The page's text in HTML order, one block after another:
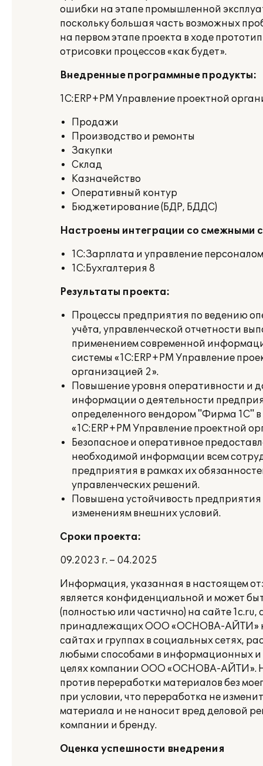
ошибки на этапе промышленной
поскольку большая часть возможных
на первом этапе проекта в ходе
отрисовки процессов «как будет».
Внедренные программные продукты:
1С:ERP+PM Управление проектной
Продажи
Производство и ремонты
Закупки
Склад
Казначейство
Оперативный контур
Бюджетирование (БДР, БДДС)
Настроены интеграции со смежными
1С:Зарплата и управление
1C:Бухгалтерия 8
Результаты проекта:
Процессы предприятия по ведению
учёта, управленческой отчетности
применением современной
системы «1С:ERP+PM Управление
организацией 2».
Повышение уровня оперативности и
информации о деятельности
определенного вендором "Фирма 1С"
«1С:ERP+PM Управление проектной
Безопасное и оперативное
необходимой информации всем
предприятия в рамках их
управленческих решений.
Повышена устойчивость предприятия
изменениям внешних условий.
Сроки проекта:
09.2023 г. – 04.2025
Информация, указанная в настоящем
является конфиденциальной и может
(полностью или частично) на сайте 1c.ru,
принадлежащих ООО «ОСНОВА-АЙТИ»
сайтах и группах в социальных сетях,
любыми способами в информационных и
целях компании ООО «ОСНОВА-АЙТИ».
против переработки материалов без
при условии, что переработка не
материала и не наносит вред деловой
компании и бренду.
Оценка успешности внедрения